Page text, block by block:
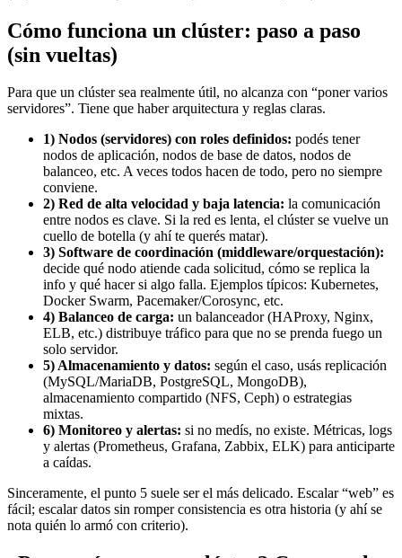
Cómo funciona un clúster: paso a paso
(sin vueltas)
Para que un clúster sea realmente útil, no alcanza con “poner varios
servidores”. Tiene que haber arquitectura y reglas claras.
1) Nodos (servidores) con roles definidos: podés tener
nodos de aplicación, nodos de base de datos, nodos de
balanceo, etc. A veces todos hacen de todo, pero no siempre
conviene.
2) Red de alta velocidad y baja latencia: la comunicación
entre nodos es clave. Si la red es lenta, el clúster se vuelve un
cuello de botella (y ahí te querés matar).
3) Software de coordinación (middleware/orquestación):
decide qué nodo atiende cada solicitud, cómo se replica la
info y qué hacer si algo falla. Ejemplos típicos: Kubernetes,
Docker Swarm, Pacemaker/Corosync, etc.
4) Balanceo de carga: un balanceador (HAProxy, Nginx,
ELB, etc.) distribuye tráfico para que no se prenda fuego un
solo servidor.
5) Almacenamiento y datos: según el caso, usás replicación
(MySQL/MariaDB, PostgreSQL, MongoDB),
almacenamiento compartido (NFS, Ceph) o estrategias
mixtas.
6) Monitoreo y alertas: si no medís, no existe. Métricas, logs
y alertas (Prometheus, Grafana, Zabbix, ELK) para anticiparte
a caídas.
Sinceramente, el punto 5 suele ser el más delicado. Escalar “web” es
fácil; escalar datos sin romper consistencia es otra historia (y ahí se
nota quién lo armó con criterio).